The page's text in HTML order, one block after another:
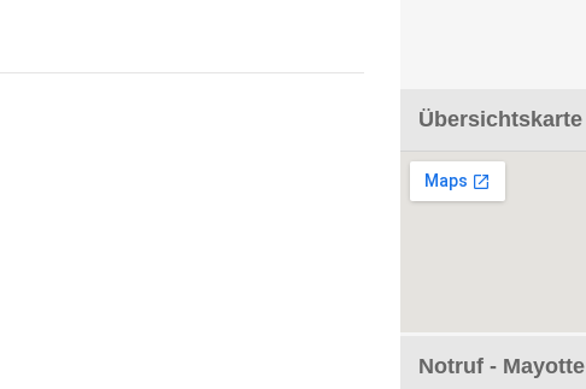
Übersichtskarte
Notruf - Mayotte